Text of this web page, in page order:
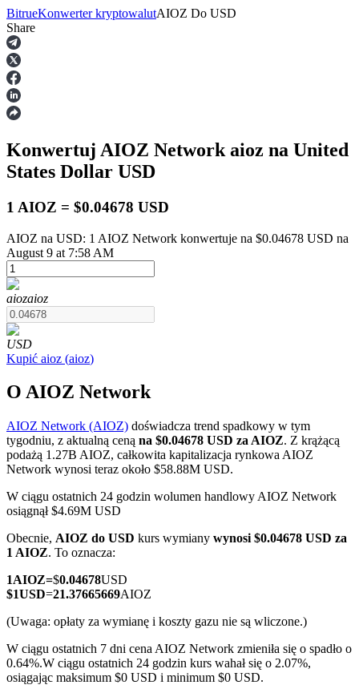
Kontrakty terminowe
Kontrakty terminowe na USDT
Kontrakty terminowe COIN-M
Kontrakty terminowe na kryptowaluty
TradFi
Instrumenty pochodne na akcje, forex, metale szlachetne i
towary
BitrueKonwerter kryptowalutAIOZ Do USD
Share
Konwertuj AIOZ Network aioz na United
States Dollar USD
1 AIOZ = $0.04678 USD
AIOZ na USD: 1 AIOZ Network konwertuje na $0.04678 USD na
August 9 at 7:58 AM
aiozaioz
USD
Kupić aioz (aioz)
O AIOZ Network
AIOZ Network (AIOZ) doświadcza trend spadkowy w tym
tygodniu, z aktualną ceną na $0.04678 USD za AIOZ. Z krążącą
podażą 1.27B AIOZ, całkowita kapitalizacja rynkowa AIOZ
Network wynosi teraz około $58.88M USD.
W ciągu ostatnich 24 godzin wolumen handlowy AIOZ Network
osiągnął $4.69M USD
Obecnie, AIOZ do USD kurs wymiany wynosi $0.04678 USD za
1 AIOZ. To oznacza:
1AIOZ=$0.04678USD
$1USD=21.37665669AIOZ
(Uwaga: opłaty za wymianę i koszty gazu nie są wliczone.)
W ciągu ostatnich 7 dni cena AIOZ Network zmieniła się o spadło o
0.64%.W ciągu ostatnich 24 godzin kurs wahał się o 2.07%,
osiągając maksimum $0 USD i minimum $0 USD.